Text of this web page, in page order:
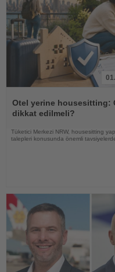
Oku
Otel yerine housesitting:
dikkat edilmeli?
Tüketici Merkezi NRW, housesitting
talepleri konusunda önemli